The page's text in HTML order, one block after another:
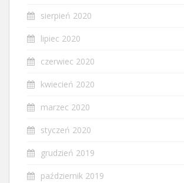
sierpień 2020
lipiec 2020
czerwiec 2020
kwiecień 2020
marzec 2020
styczeń 2020
grudzień 2019
październik 2019